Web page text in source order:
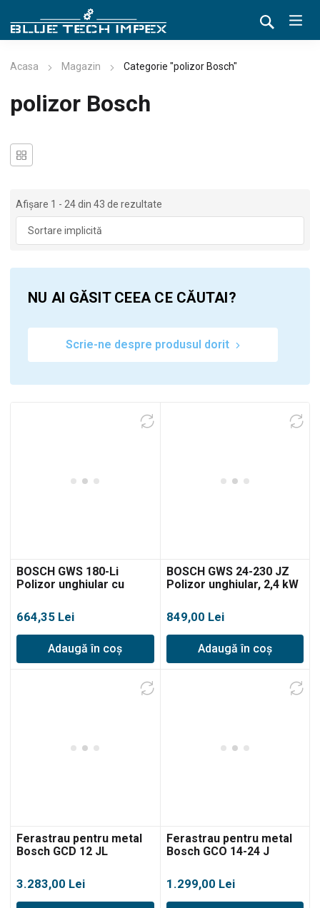
Acasa Magazin Categorie "polizor Bosch"
polizor Bosch
Afișare 1 - 24 din 43 de rezultate
NU AI GĂSIT CEEA CE CĂUTAI?
Scrie-ne despre produsul dorit
BOSCH GWS 180-Li
Polizor unghiular cu
664,35 Lei
Adaugă în coș
BOSCH GWS 24-230 JZ
Polizor unghiular, 2,4 kW
849,00 Lei
Adaugă în coș
Ferastrau pentru metal
Bosch GCD 12 JL
3.283,00 Lei
Ferastrau pentru metal
Bosch GCO 14-24 J
1.299,00 Lei